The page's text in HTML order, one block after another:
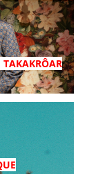
TAKAKRÔAR